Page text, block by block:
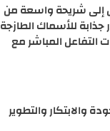
إلى شريحة واسعة من
للأسماك الطازجة
التفاعل المباشر مع
والابتكار والتطوير